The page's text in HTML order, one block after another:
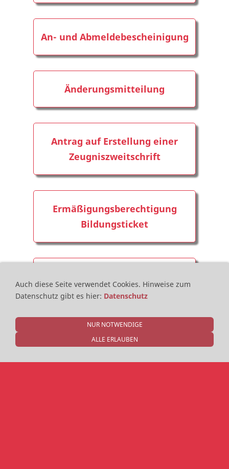
An- und Abmeldebescheinigung
Änderungsmitteilung
Antrag auf Erstellung einer
Zeugniszweitschrift
Ermäßigungsberechtigung
Bildungsticket
durch den Betrieb (BA)
Hinweis für Apple User (IPad, IPhone): Im
Kontextmenü des Safari-Browsers auf "
und anschließend "Ausfüllen von Formularen
Auch diese Seite verwendet Cookies. Hinweise zum
Datenschutz gibt es hier: Datenschutz
NUR NOTWENDIGE
ALLE ERLAUBEN